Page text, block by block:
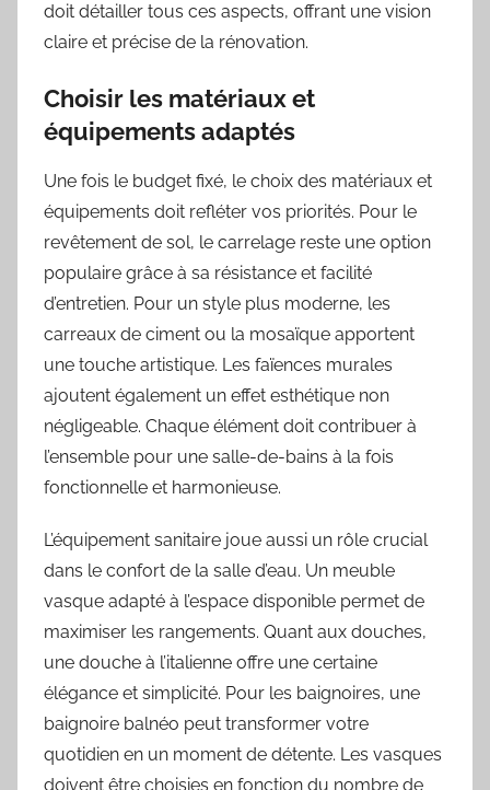
doit détailler tous ces aspects, offrant une vision
claire et précise de la rénovation.
Choisir les matériaux et
équipements adaptés
Une fois le budget fixé, le choix des matériaux et
équipements doit refléter vos priorités. Pour le
revêtement de sol, le carrelage reste une option
populaire grâce à sa résistance et facilité
d’entretien. Pour un style plus moderne, les
carreaux de ciment ou la mosaïque apportent
une touche artistique. Les faïences murales
ajoutent également un effet esthétique non
négligeable. Chaque élément doit contribuer à
l’ensemble pour une salle-de-bains à la fois
fonctionnelle et harmonieuse.
L’équipement sanitaire joue aussi un rôle crucial
dans le confort de la salle d’eau. Un meuble
vasque adapté à l’espace disponible permet de
maximiser les rangements. Quant aux douches,
une douche à l’italienne offre une certaine
élégance et simplicité. Pour les baignoires, une
baignoire balnéo peut transformer votre
quotidien en un moment de détente. Les vasques
doivent être choisies en fonction du nombre de